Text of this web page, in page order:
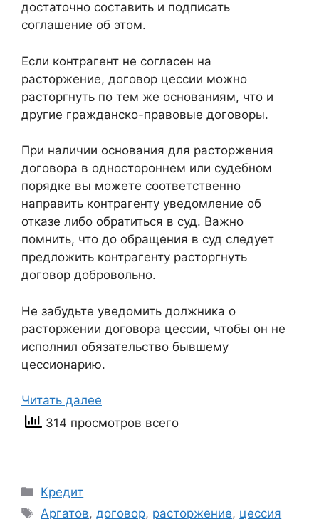
достаточно составить и подписать
соглашение об этом.
Если контрагент не согласен на
расторжение, договор цессии можно
расторгнуть по тем же основаниям, что и
другие гражданско-правовые договоры.
При наличии основания для расторжения
договора в одностороннем или судебном
порядке вы можете соответственно
направить контрагенту уведомление об
отказе либо обратиться в суд. Важно
помнить, что до обращения в суд следует
предложить контрагенту расторгнуть
договор добровольно.
Не забудьте уведомить должника о
расторжении договора цессии, чтобы он не
исполнил обязательство бывшему
цессионарию.
Читать далее
314 просмотров всего
Рубрики
Кредит
Метки
Аргатов,договор, расторжение, цессия